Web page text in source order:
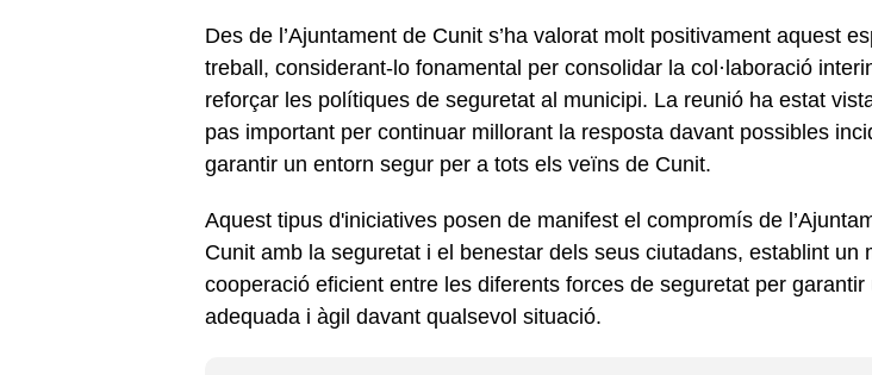
Des de l’Ajuntament de Cunit s’ha valorat molt positivament aquest
treball, considerant-lo fonamental per consolidar la col·laboració
reforçar les polítiques de seguretat al municipi. La reunió ha estat
pas important per continuar millorant la resposta davant possibles
garantir un entorn segur per a tots els veïns de Cunit.
Aquest tipus d'iniciatives posen de manifest el compromís de
Cunit amb la seguretat i el benestar dels seus ciutadans, establint un
cooperació eficient entre les diferents forces de seguretat per garantir
adequada i àgil davant qualsevol situació.